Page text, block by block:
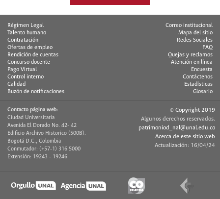
Régimen Legal
Talento humano
Contratación
Ofertas de empleo
Rendición de cuentas
Concurso docente
Pago Virtual
Control interno
Calidad
Buzón de notificaciones
Correo institucional
Mapa del sitio
Redes Sociales
FAQ
Quejas y reclamos
Atención en línea
Encuesta
Contáctenos
Estadísticas
Glosario
Contacto página web:
Ciudad Universitaria
Avenida El Dorado No. 42- 42
Edificio Archivo Historico (500B).
Bogotá D.C., Colombia
Conmutador: (+57-1) 316 5000
Extensión: 19243 - 19246
© Copyright 2019
Algunos derechos reservados.
patrimoniod_nal@unal.edu.co
Acerca de este sitio web
Actualización: 16/04/24